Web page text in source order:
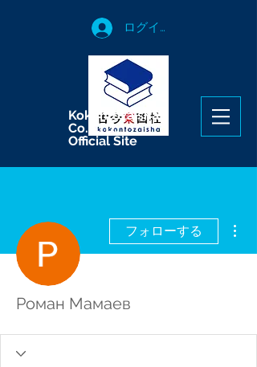
ログイン
Kokontozaisha
Co.,LTD.
Official Site
フォローする
Роман Мамаев